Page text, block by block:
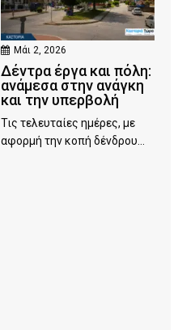
Μάι 2, 2026
Δέντρα έργα και πόλη:
ανάμεσα στην ανάγκη
και την υπερβολή
Τις τελευταίες ημέρες, με
αφορμή την κοπή δένδρου...